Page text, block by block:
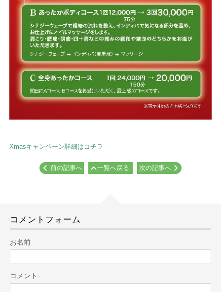
Xmasキャンペーン詳細はコチラ
前の記事へ 一覧へ戻る 次の記事へ
コメントフォーム
お名前
コメント